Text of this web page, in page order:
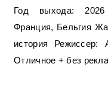
Год выхода: 2026 Страна производства: США,
Франция, Бельгия
история Режиссер:
Отличное + без